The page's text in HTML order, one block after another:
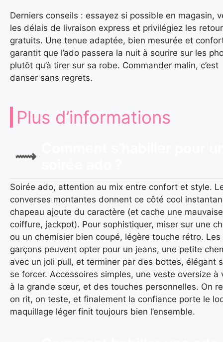
Derniers conseils : essayez si possible en magasin,
les délais de livraison express et privilégiez les
gratuits. Une tenue adaptée, bien mesurée et
garantit que l’ado passera la nuit à sourire sur les
plutôt qu’à tirer sur sa robe. Commander malin, c’est
danser sans regrets.
Plus d’informations
Soirée ado, attention au mix entre confort et style.
converses montantes donnent ce côté cool
chapeau ajoute du caractère (et cache une mauvaise
coiffure, jackpot). Pour sophistiquer, miser sur une
ou un chemisier bien coupé, légère touche rétro. Les
garçons peuvent opter pour un jeans, une petite
avec un joli pull, et terminer par des bottes, élégant
se forcer. Accessoires simples, une veste oversize à
à la grande sœur, et des touches personnelles. On
on rit, on teste, et finalement la confiance porte le
maquillage léger finit toujours bien l’ensemble.